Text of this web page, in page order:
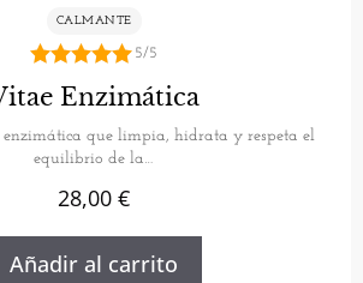
CALMANTE
5.00
de 5
5/5
Enzimática
que limpia, hidrata y respeta el
equilibrio de la…
28,00 €
Añadir al carrito